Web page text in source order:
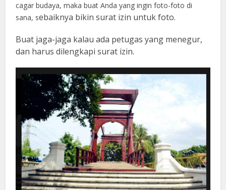
cagar budaya, maka buat Anda yang ingin foto-foto di
sana, sebaiknya bikin surat izin untuk foto.
Buat jaga-jaga kalau ada petugas yang menegur,
dan harus dilengkapi surat izin.